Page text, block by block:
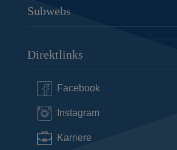
Subwebs
Direktlinks
Facebook
Instagram
Karriere